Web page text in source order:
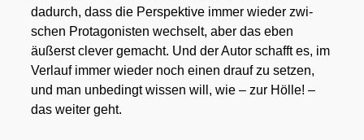
dadurch, dass die Per­spek­ti­ve immer wie­der zwi­
schen Prot­ago­nis­ten wech­selt, aber das eben
äußerst cle­ver gemacht. Und der Autor schafft es, im
Ver­lauf immer wie­der noch einen drauf zu set­zen,
und man unbe­dingt wis­sen will, wie – zur Höl­le! –
das wei­ter geht.